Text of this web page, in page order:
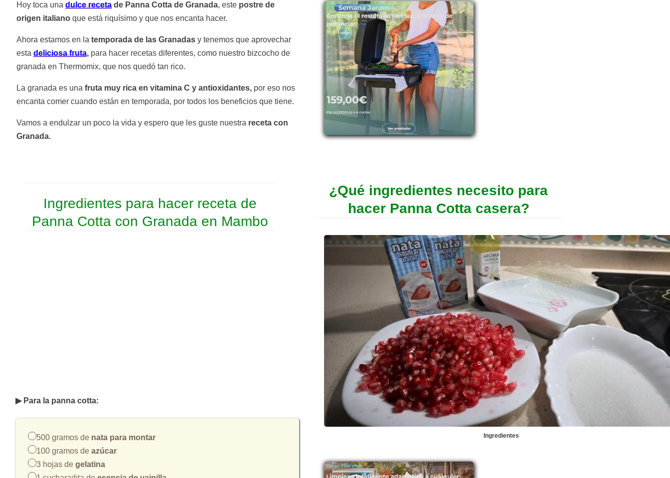
Hoy toca una dulce receta de Panna Cotta de Granada, este postre de
origen italiano que está riquísimo y que nos encanta hacer.
Ahora estamos en la temporada de las Granadas y tenemos que aprovechar
esta deliciosa fruta, para hacer recetas diferentes, como nuestro bizcocho de
granada en Thermomix, que nos quedó tan rico.
La granada es una fruta muy rica en vitamina C y antioxidantes, por eso nos
encanta comer cuando están en temporada, por todos los beneficios que tiene.
Vamos a endulzar un poco la vida y espero que les guste nuestra receta con
Granada.
Ingredientes para hacer receta de
Panna Cotta con Granada en Mambo
▶ Para la panna cotta:
500 gramos de nata para montar
100 gramos de azúcar
3 hojas de gelatina
¿Qué ingredientes necesito para
hacer Panna Cotta casera?
Ingredientes